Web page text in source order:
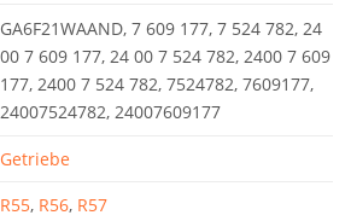
GA6F21WAAND, 7 609 177, 7 524 782, 24
00 7 609 177, 24 00 7 524 782, 2400 7 609
177, 2400 7 524 782, 7524782, 7609177,
24007524782, 24007609177
Getriebe
R55, R56, R57